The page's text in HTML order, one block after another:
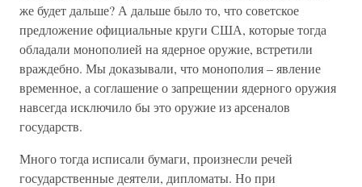
же будет дальше? А дальше было то, что советское
предложение официальные круги США, которые тогда
обладали монополией на ядерное оружие, встретили
враждебно. Мы доказывали, что монополия – явление
временное, а соглашение о запрещении ядерного оружия
навсегда исключило бы это оружие из арсеналов
государств.
Много тогда исписали бумаги, произнесли речей
государственные деятели, дипломаты. Но при